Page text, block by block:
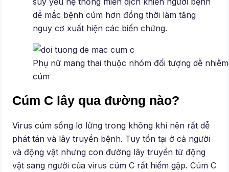
dễ mắc bệnh cúm hơn đồng thời làm tăng
nguy cơ xuất hiện các biến chứng.
Phụ nữ mang thai thuộc nhóm đối tượng dễ nhiễm
cúm
Cúm C lây qua đường nào?
Virus cúm sống lơ lửng trong không khí nên rất dễ
phát tán và lây truyền bệnh. Tuy tồn tại ở cả người
và động vật nhưng con đường lây truyền từ động
vật sang người của virus cúm C rất hiếm gặp. Cúm C